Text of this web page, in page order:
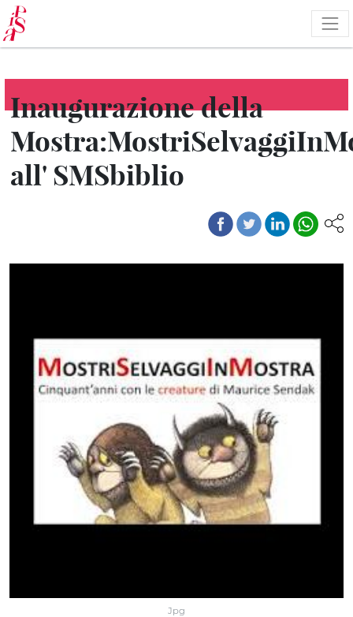
Salta
al
contenuto
principale
Inaugurazione della
all' SMSbiblio
Jpg